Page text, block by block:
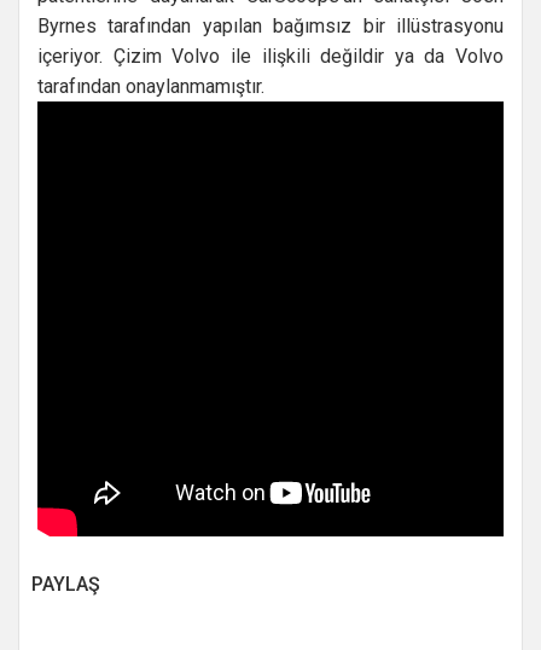
Byrnes tarafından yapılan bağımsız bir illüstrasyonu
içeriyor. Çizim Volvo ile ilişkili değildir ya da Volvo
tarafından onaylanmamıştır.
PAYLAŞ